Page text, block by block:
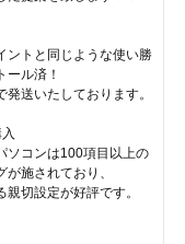
ントと同じような使い勝
ール済！
送いたしております。
ソコンは100項目以上の
施されており、
切設定が好評です。